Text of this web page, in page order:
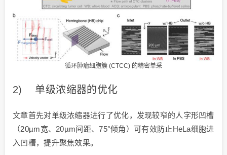
循环肿瘤细胞簇 (CTCC) 的精密单采
2) 单级浓缩器的优化
文章首先对单级浓缩器进行了优化，发现较窄的人字形凹槽
（20µm宽、20µm间距、75°倾角）可有效防止HeLa细胞进
入凹槽，提升聚焦效果。